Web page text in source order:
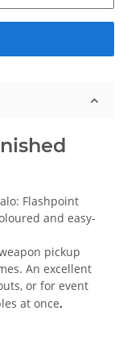
Flashpoint
and easy-
pickup
An excellent
or for event
at once.